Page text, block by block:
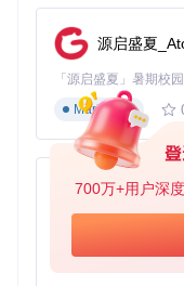
700万+用户深
'db': 'weibo'
实施阶段：数据采集
数据库初始化：
# 创建数据库表结构
首次数据采集：以用
源启盛夏
Markdown
py-xiaozhi
Python
0